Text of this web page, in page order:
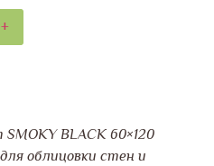
+
BLACK 60×120
облицовки стен и